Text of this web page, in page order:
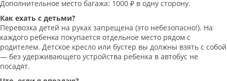
Дополнительное место багажа: 1000 ₽ в одну сторону.
Как ехать с детьми?
Перевозка детей на руках запрещена (это небезопасно!). На
каждого ребенка покупается отдельное место рядом с
родителем. Детское кресло или бустер вы должны взять с собой
— без удерживающего устройства ребенка в автобус не
посадят.